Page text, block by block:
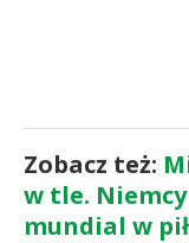
Zobacz też:
w tle.
mundial w